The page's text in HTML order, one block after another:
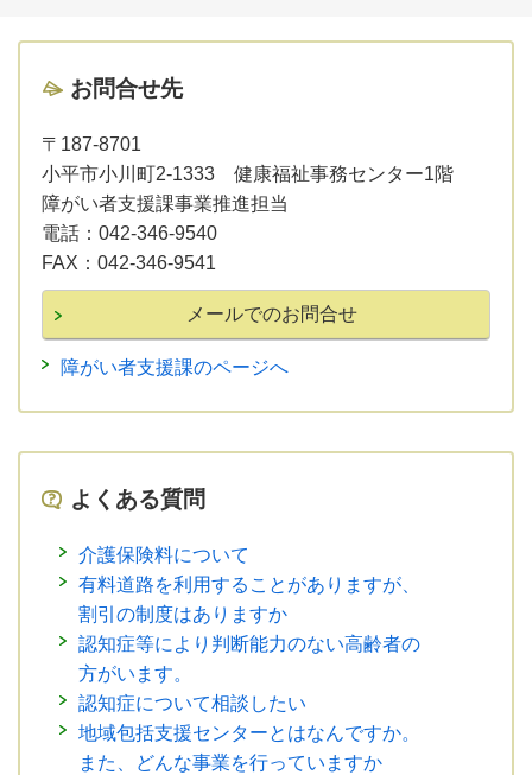
お問合せ先
〒187-8701
小平市小川町2-1333 健康福祉事務センター1階
障がい者支援課事業推進担当
電話： 042-346-9540
FAX： 042-346-9541
障がい者支援課のページへ
よくある質問
介護保険料について
有料道路を利用することがありますが、
割引の制度はありますか
認知症等により判断能力のない高齢者の
方がいます。
認知症について相談したい
地域包括支援センターとはなんですか。
また、どんな事業を行っていますか